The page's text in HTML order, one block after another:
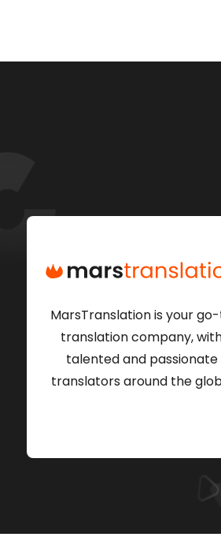
MarsTranslation is your
translation company,
talented and passionate
translators around the